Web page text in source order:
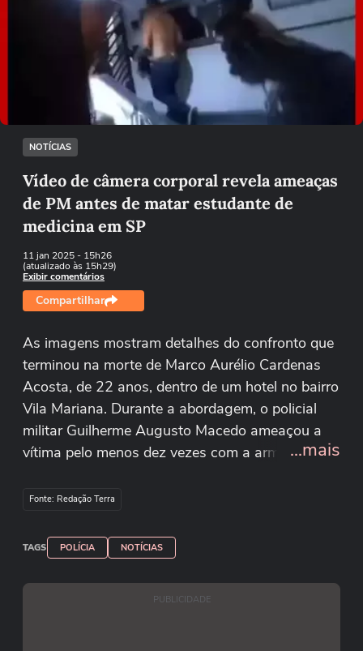
Não foi possível reproduzir o vídeo
Tentar novamente
NOTÍCIAS
Vídeo de câmera corporal revela ameaças
de PM antes de matar estudante de
medicina em SP
11 jan 2025- 15h26
(atualizado às 15h29)
Exibir comentários
Compartilhar
As imagens mostram detalhes do confronto que
terminou na morte de Marco Aurélio Cardenas
Acosta, de 22 anos, dentro de um hotel no bairro
Vila Mariana. Durante a abordagem, o policial
militar Guilherme Augusto Macedo ameaçou a
vítima pelo menos dez vezes com a arma em
da p***. Deita, se não você vai tomar!"*, gritou
até o interior do hotel. Marco Aurélio entrou no
local após dar um tapa no retrovisor da viatura
onde estavam Macedo e o colega Bruno
...mais
Fonte: Redação Terra
TAGS POLÍCIA NOTÍCIAS
PUBLICIDADE